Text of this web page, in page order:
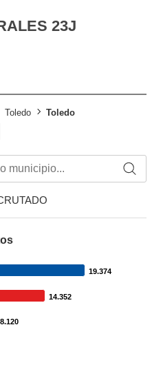
23J
Toledo
Toledo
19.374
19.374
14.352
14.352
8.120
8.120